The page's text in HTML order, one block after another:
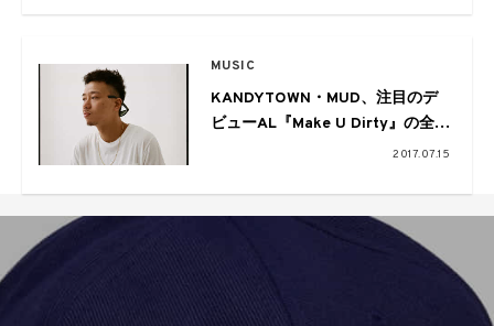
MUSIC
KANDYTOWN・MUD、注目のデ
ビューAL『Make U Dirty』の全貌
2017.07.15